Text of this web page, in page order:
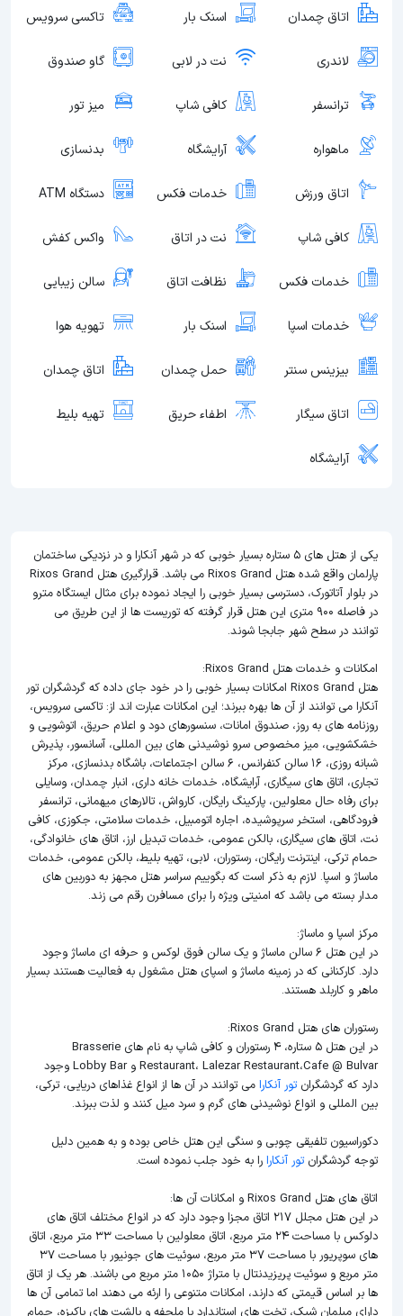
اتاق چمدان اسنک بار تاکسی سرویس
لاندری نت در لابی گاو صندوق
ترانسفر کافی شاپ میز تور
ماهواره آرایشگاه بدنسازی
اتاق ورزش خدمات فکس دستگاه ATM
کافی شاپ نت در اتاق واکس کفش
خدمات فکس نظافت اتاق سالن زیبایی
خدمات اسپا اسنک بار تهویه هوا
بیزینس سنتر حمل چمدان اتاق چمدان
اتاق سیگار اطفاء حریق تهیه بلیط
آرایشگاه
یکی از هتل های 5 ستاره بسیار خوبی که در شهر آنکارا و در نزدیکی ساختمان
پارلمان واقع شده هتل Rixos Grand می باشد. قرارگیری هتل Rixos Grand
در بلوار آتاتورک، دسترسی بسیار خوبی را ایجاد نموده برای مثال ایستگاه مترو
در فاصله 900 متری این هتل قرار گرفته که توریست ها از این طریق می
توانند در سطح شهر جابجا شوند.
امکانات و خدمات هتل Rixos Grand:
هتل Rixos Grand امکانات بسیار خوبی را در خود جای داده که گردشگران تور
آنکارا می توانند از آن ها بهره ببرند؛ این امکانات عبارت اند از: تاکسی سرویس،
روزنامه های به روز، صندوق امانات، سنسورهای دود و اعلام حریق، اتوشویی و
خشکشویی، میز مخصوص سرو نوشیدنی های بین المللی، آسانسور، پذیرش
شبانه روزی، 16 سالن کنفرانس، 6 سالن اجتماعات، باشگاه بدنسازی، مرکز
تجاری، اتاق های سیگاری، آرایشگاه، خدمات خانه داری، انبار چمدان، وسایلی
برای رفاه حال معلولین، پارکینگ رایگان، کارواش، تالارهای میهمانی، ترانسفر
فرودگاهی، استخر سرپوشیده، اجاره اتومبیل، خدمات سلامتی، جکوزی، کافی
نت، اتاق های سیگاری، بالکن عمومی، خدمات تبدیل ارز، اتاق های خانوادگی،
حمام ترکی، اینترنت رایگان، رستوران، لابی، تهیه بلیط، بالکن عمومی، خدمات
ماساژ و اسپا. لازم به ذکر است که بگوییم سراسر هتل مجهز به دوربین های
مدار بسته می باشد که امنیتی ویژه را برای مسافرن رقم می زند.
مرکز اسپا و ماساژ:
در این هتل 6 سالن ماساژ و یک سالن فوق لوکس و حرفه ای ماساژ وجود
دارد. کارکنانی که در زمینه ماساژ و اسپای هتل مشغول به فعالیت هستند بسیار
ماهر و کاربلد هستند.
رستوران های هتل Rixos Grand:
در این هتل 5 ستاره، 4 رستوران و کافی شاپ به نام های Brasserie
Restaurant، Lalezar Restaurant،Cafe @ Bulvar و Lobby Bar وجود
دارد که گردشگران تور آنکارا می توانند در آن ها از انواع غذاهای دریایی، ترکی،
بین المللی و انواع نوشیدنی های گرم و سرد میل کنند و لذت ببرند.
دکوراسیون تلفیقی چوبی و سنگی این هتل خاص بوده و به همین دلیل
توجه گردشگران تور آنکارا را به خود جلب نموده است.
اتاق های هتل Rixos Grand و امکانات آن ها:
در این هتل مجلل 217 اتاق مجزا وجود دارد که در انواع مختلف اتاق های
دلوکس با مساحت 24 متر مربع، اتاق معلولین با مساحت 33 متر مربع، اتاق
های سوپریور با مساحت 37 متر مربع، سوئیت های جونیور با مساحت 37
متر مربع و سوئیت پریزیدنتال با متراژ 1050 متر مربع می باشند. هر یک از اتاق
ها بر اساس قیمتی که دارند، امکانات متنوعی را ارئه می دهند اما تمامی آن ها
دارای مبلمان شیک، تخت های استاندارد با ملحفه و بالشت های پاکیزه، حمام